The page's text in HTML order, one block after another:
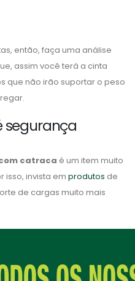
então, faça uma análise
assim você terá a cinta
que não irão suportar o peso
segurança
catraca é um item muito
isso, invista em produtos de
de cargas muito mais